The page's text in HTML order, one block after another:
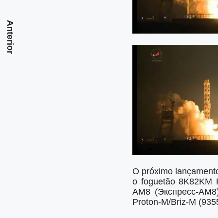
O próximo
o foguetão 8K82KM
AM8 (Экспресс-
Proton-M/Briz-M
Anterior